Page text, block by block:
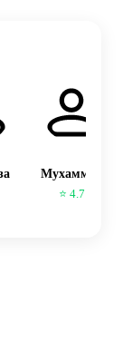
Мухаммад
⭐ 4.7